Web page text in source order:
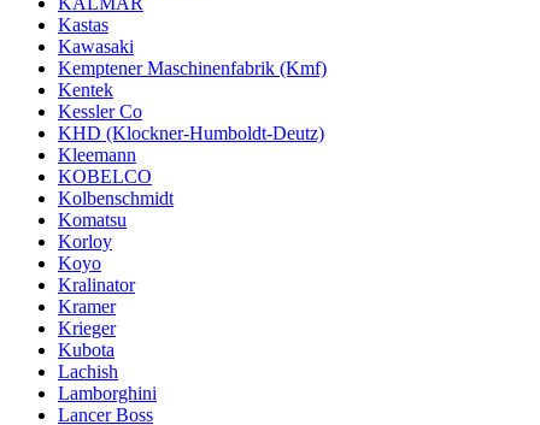
Kastas
Kawasaki
Kemptener Maschinenfabrik (Kmf)
Kentek
Kessler Co
KHD (Klockner-Humboldt-Deutz)
Kleemann
KOBELCO
Kolbenschmidt
Komatsu
Korloy
Koyo
Kralinator
Kramer
Krieger
Kubota
Lachish
Lamborghini
Lancer Boss